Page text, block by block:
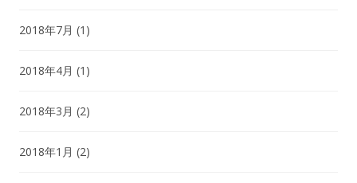
2018年7月 (1)
2018年4月 (1)
2018年3月 (2)
2018年1月 (2)